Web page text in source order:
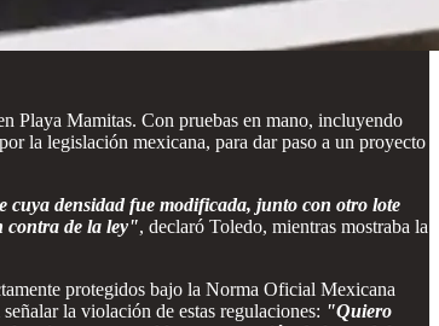
Playa Mamitas. Con pruebas en mano, incluyendo
la legislación mexicana, para dar paso a un proyecto
cuya densidad fue modificada, junto con otro lote
contra de la ley", declaró Toledo, mientras mostraba la
protegidos bajo la Norma Oficial Mexicana
la violación de estas regulaciones: "Quiero